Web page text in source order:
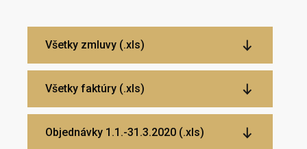
Všetky zmluvy (.xls)
Všetky faktúry (.xls)
Objednávky 1.1.-31.3.2020 (.xls)